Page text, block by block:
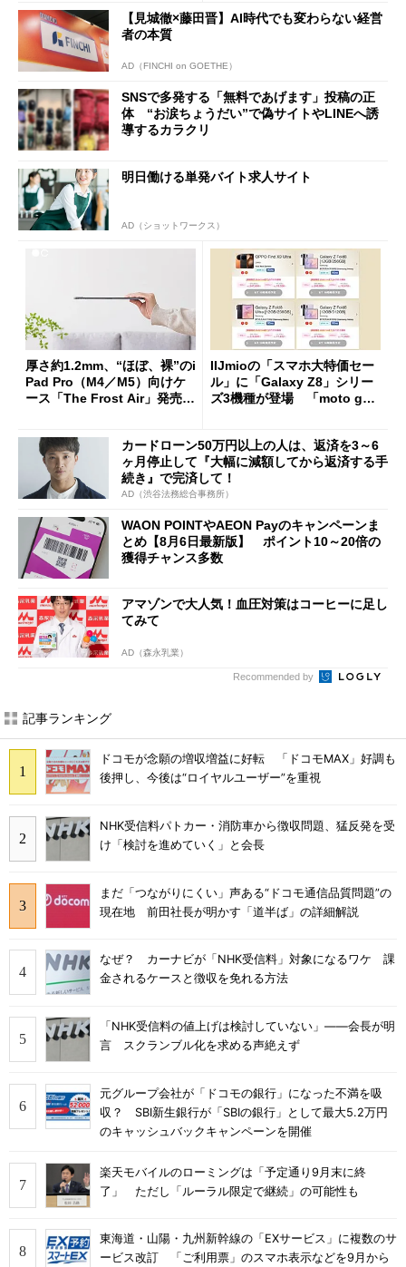
【見城徹×藤田晋】AI時代でも変わらない経営
者の本質
AD（FINCHI on GOETHE）
SNSで多発する「無料であげます」投稿の正
体 “お涙ちょうだい”で偽サイトやLINEへ誘
導するカラクリ
明日働ける単発バイト求人サイト
AD（ショットワークス）
厚さ約1.2mm、“ほぼ、裸”のi
Pad Pro（M4／M5）向けケ
ース「The Frost Air」発売
IIJmioの「スマホ大特価セー
ル」に「Galaxy Z8」シリー
ズ3機種が登場 「moto g37
カードローン50万円以上の人は、返済を3～6
ヶ月停止して『大幅に減額してから返済する手
続き』で完済して！
AD（渋谷法務総合事務所）
WAON POINTやAEON Payのキャンペーンま
とめ【8月6日最新版】 ポイント10～20倍の
獲得チャンス多数
アマゾンで大人気！血圧対策はコーヒーに足し
てみて
AD（森永乳業）
Recommended by
記事ランキング
ドコモが念願の増収増益に好転 「ドコモMAX」好調も
後押し、今後は“ロイヤルユーザー”を重視
NHK受信料パトカー・消防車から徴収問題、猛反発を受
け「検討を進めていく」と会長
まだ「つながりにくい」声ある“ドコモ通信品質問題”の
現在地 前田社長が明かす「道半ば」の詳細解説
なぜ？ カーナビが「NHK受信料」対象になるワケ 課
金されるケースと徴収を免れる方法
「NHK受信料の値上げは検討していない」――会長が明
言 スクランブル化を求める声絶えず
元グループ会社が「ドコモの銀行」になった不満を吸
収？ SBI新生銀行が「SBIの銀行」として最大5.2万円
のキャッシュバックキャンペーンを開催
楽天モバイルのローミングは「予定通り9月末に終
了」 ただし「ルーラル限定で継続」の可能性も
東海道・山陽・九州新幹線の「EXサービス」に複数のサ
ービス改訂 「ご利用票」のスマホ表示などを9月から